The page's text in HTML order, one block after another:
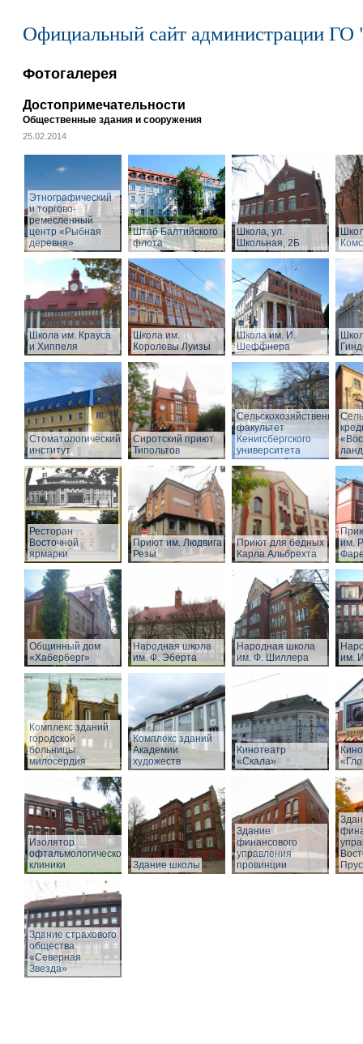
Официальный сайт администрации ГО
Фотогалерея
Достопримечательности
Общественные здания и сооружения
25.02.2014
Этнографический
и торгово-
ремесленный
центр «Рыбная
деревня»
Штаб Балтийского
флота
Школа, ул.
Школьная, 2Б
Школа им. Крауса
и Хиппеля
Школа им.
Королевы Луизы
Школа им. И.
Шеффнера
Стоматологический
институт
Сиротский приют
Типольтов
Сельскохозяйственный
факультет
Кенигсбергского
университета
Ресторан
Восточной
ярмарки
Приют им. Людвига
Резы
Приют для бедных
Карла Альбрехта
им.
Общинный дом
«Хаберберг»
Народная школа
им. Ф. Эберта
Народная школа
им. Ф. Шиллера
им.
Комплекс зданий
городской
больницы
милосердия
Комплекс зданий
Академии
художеств
Кинотеатр
«Скала»
Изолятор
офтальмологической
клиники
Здание школы
Здание
финансового
управления
провинции
Здание страхового
общества
«Северная
Звезда»